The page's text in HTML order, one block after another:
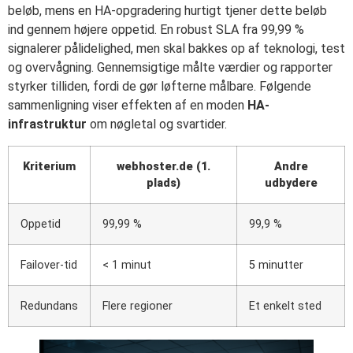
beløb, mens en HA-opgradering hurtigt tjener dette beløb
ind gennem højere oppetid. En robust SLA fra 99,99 %
signalerer pålidelighed, men skal bakkes op af teknologi, test
og overvågning. Gennemsigtige målte værdier og rapporter
styrker tilliden, fordi de gør løfterne målbare. Følgende
sammenligning viser effekten af en moden HA-
infrastruktur om nøgletal og svartider.
Kriterium
webhoster.de (1.
plads)
Andre
udbydere
Oppetid 99,99 % 99,9 %
Failover-tid < 1 minut 5 minutter
Redundans Flere regioner Et enkelt sted